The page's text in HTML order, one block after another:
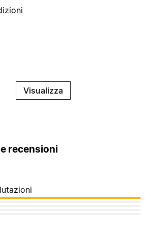
Visualizza
recensioni